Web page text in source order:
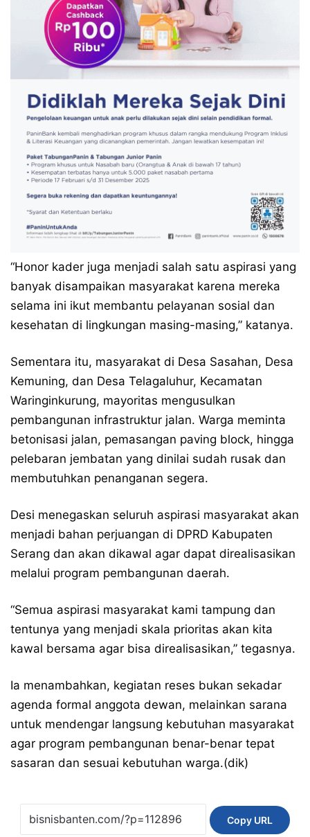
“Honor kader juga menjadi salah satu aspirasi yang
banyak disampaikan masyarakat karena mereka
selama ini ikut membantu pelayanan sosial dan
kesehatan di lingkungan masing-masing,” katanya.
Sementara itu, masyarakat di Desa Sasahan, Desa
Kemuning, dan Desa Telagaluhur, Kecamatan
Waringinkurung, mayoritas mengusulkan
pembangunan infrastruktur jalan. Warga meminta
betonisasi jalan, pemasangan paving block, hingga
pelebaran jembatan yang dinilai sudah rusak dan
membutuhkan penanganan segera.
Desi menegaskan seluruh aspirasi masyarakat akan
menjadi bahan perjuangan di DPRD Kabupaten
Serang dan akan dikawal agar dapat direalisasikan
melalui program pembangunan daerah.
“Semua aspirasi masyarakat kami tampung dan
tentunya yang menjadi skala prioritas akan kita
kawal bersama agar bisa direalisasikan,” tegasnya.
Ia menambahkan, kegiatan reses bukan sekadar
agenda formal anggota dewan, melainkan sarana
untuk mendengar langsung kebutuhan masyarakat
agar program pembangunan benar-benar tepat
sasaran dan sesuai kebutuhan warga.(dik)
Copy URL